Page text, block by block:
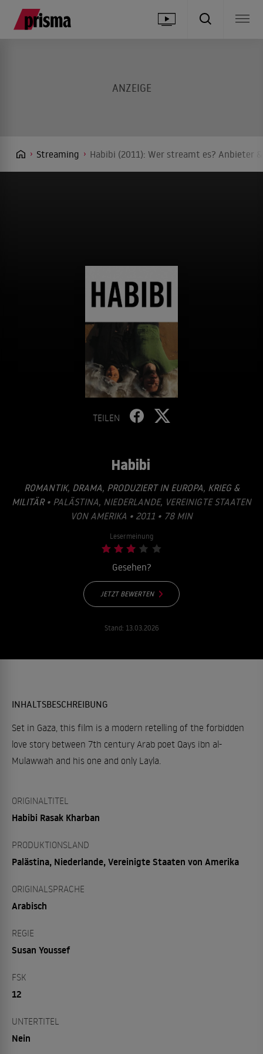
Streaming Habibi (2011): Wer streamt es? Anbieter
TEILEN
Habibi
ROMANTIK, DRAMA, PRODUZIERT IN EUROPA, KRIEG &
MILITÄR• PALÄSTINA, NIEDERLANDE, VEREINIGTE STAATEN
VON AMERIKA • 2011 • 78 MIN
Lesermeinung
Gesehen?
JETZT BEWERTEN
Stand: 13.03.2026
INHALTSBESCHREIBUNG
Set in Gaza, this film is a modern retelling of the forbidden
love story between 7th century Arab poet Qays ibn al-
Mulawwah and his one and only Layla.
ORIGINALTITEL
Habibi Rasak Kharban
PRODUKTIONSLAND
Palästina, Niederlande, Vereinigte Staaten von Amerika
ORIGINALSPRACHE
Arabisch
REGIE
Susan Youssef
FSK
12
UNTERTITEL
Nein